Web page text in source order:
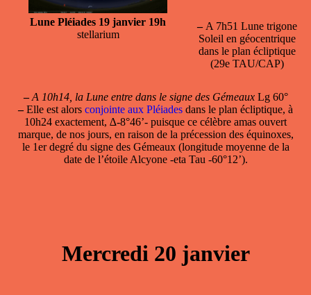
Lune Pléiades 19 janvier 19h
stellarium
–A 7h51 Lune trigone
Soleil en géocentrique
dans le plan écliptique
(29e TAU/CAP)
– A 10h14, la Lune entre dans le signe des GémeauxLg 60°
–Elle est alors conjointe aux Pléiades dans le plan écliptique, à
10h24 exactement, ∆-8°46’- puisque ce célèbre amas ouvert
marque, de nos jours, en raison de la précession des équinoxes,
le 1er degré du signe des Gémeaux (longitude moyenne de la
date de l’étoile Alcyone -eta Tau -60°12’).
Mercredi 20 janvier